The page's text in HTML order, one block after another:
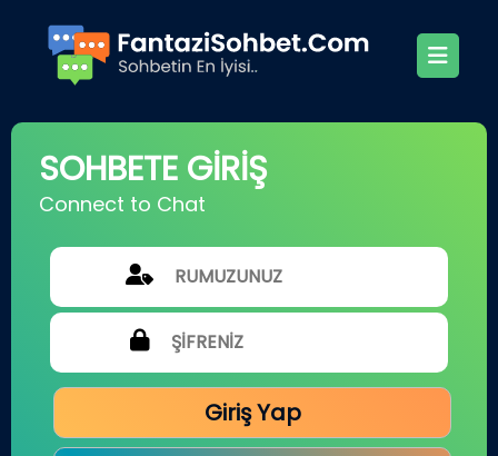
SOHBETE GİRİŞ
Connect to Chat
Giriş Yap